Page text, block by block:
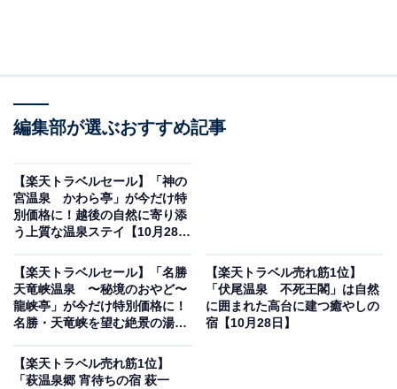
「蔵王温泉 ＪＵＲＩＮ」は現在特別価格で宿泊可能で
楽天トラベルでホテルを見る
編集部が選ぶおすすめ記事
【楽天トラベルセール】「神の
宮温泉 かわら亭」が今だけ特
別価格に！越後の自然に寄り添
う上質な温泉ステイ【10月28
【楽天トラベルセール】「名勝
天竜峡温泉 〜秘境のおやど〜
龍峡亭」が今だけ特別価格に！
名勝・天竜峡を望む絶景の湯宿
【楽天トラベル売れ筋1位】
「伏尾温泉 不死王閣」は自然
に囲まれた高台に建つ癒やしの
宿【10月28日】
【楽天トラベル売れ筋1位】
「萩温泉郷 宵待ちの宿 萩一